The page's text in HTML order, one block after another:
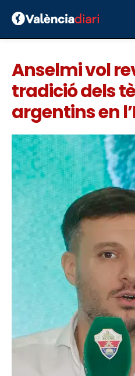
Anselmi vol
tradició dels
argentins en